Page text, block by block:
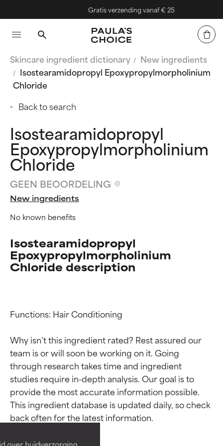
Gratis verzending vanaf € 25
Skincare ingredient dictionary
New ingredients
Isostearamidopropyl Epoxypropylmorpholinium
Chloride
Back to search
Isostearamidopropyl
Epoxypropylmorpholinium
Chloride
GEEN BEOORDELING
New ingredients
No known benefits
Isostearamidopropyl
Epoxypropylmorpholinium
Chloride description
Functions: Hair Conditioning
Why isn’t this ingredient rated? Rest assured our
team is or will soon be working on it. Going
through research takes time and ingredient
studies require in-depth analysis. Our goal is to
provide the most accurate information possible.
This ingredient database is updated daily, so check
Beoordelingen van
ingrediënten
Bewezen en ondersteund door
Beoordelingen van
ingrediënten
Bewezen en ondersteund door